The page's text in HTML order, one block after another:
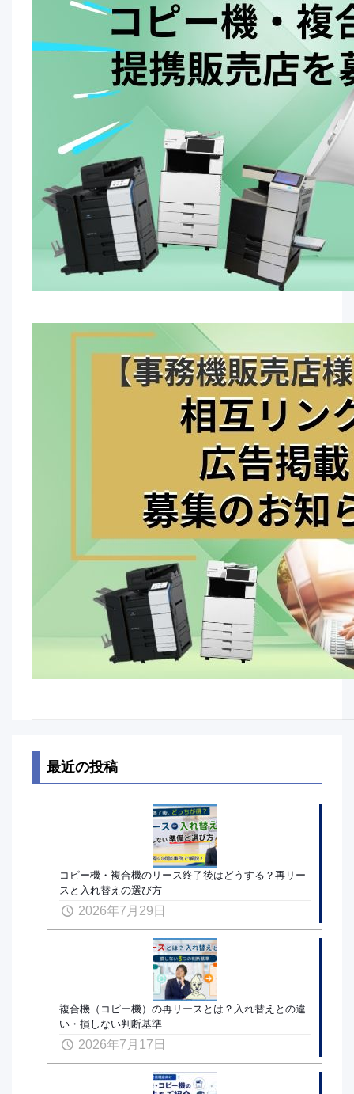
最近の投稿
コピー機・複合機のリース終了後はどうする？再リー
スと入れ替えの選び方
2026年7月29日
複合機（コピー機）の再リースとは？入れ替えとの違
い・損しない判断基準
2026年7月17日